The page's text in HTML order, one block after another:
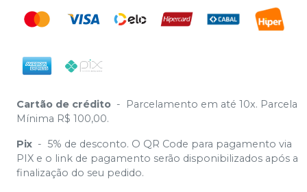
Cartão de crédito -
Parcelamento em até 10x. Parcela
Mínima R$ 100,00.
Pix - 5% de desconto. O QR Code para pagamento via
PIX e o link de pagamento serão disponibilizados após a
finalização do seu pedido.